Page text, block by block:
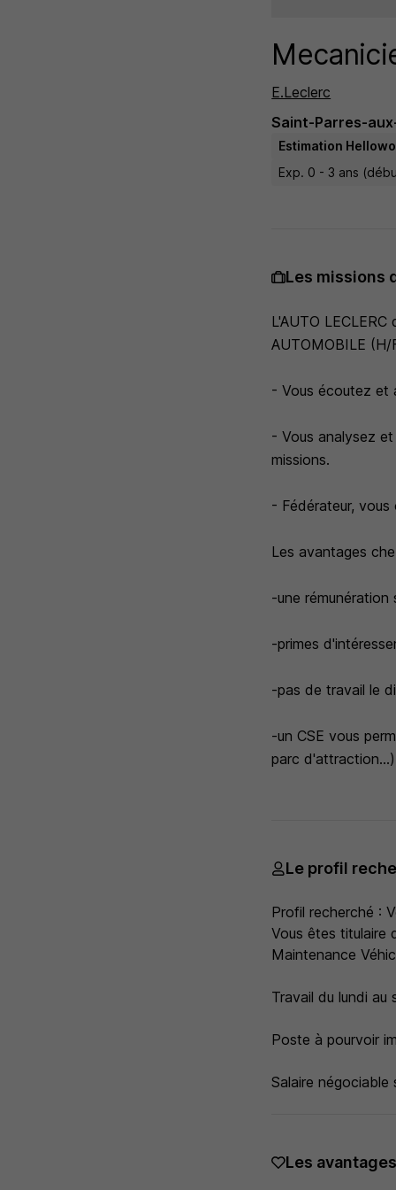
E.Leclerc
Saint-Parres-
Estimation
Exp. 0 - 3 ans
Les missions
L'AUTO
AUTOMOBILE (H/
- Vous écoutez et
- Vous analysez
missions.
- Fédérateur,
Les avantages
-une rémunération
-primes
-pas de travail le
-un CSE vous
parc d'attraction...)
Le profil
Profil recherché :
Vous êtes titulaire
Maintenance
Travail du lundi au
Poste à pourvoir
Salaire négociable
Les avantages